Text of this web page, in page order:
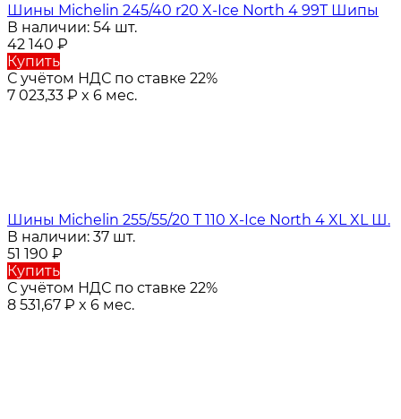
Шины Michelin 245/40 r20 X-Ice North 4 99T Шипы
В наличии: 54 шт.
42 140 ₽
Купить
С учётом НДС по ставке 22%
7 023,33 ₽ x 6 мес.
Шины Michelin 255/55/20 T 110 X-Ice North 4 XL XL Ш.
В наличии: 37 шт.
51 190 ₽
Купить
С учётом НДС по ставке 22%
8 531,67 ₽ x 6 мес.